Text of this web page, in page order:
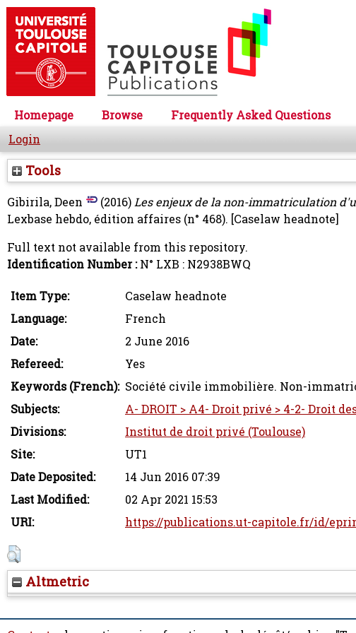
Homepage Browse Frequently Asked Questions
Login
Tools
Gibirila, Deen (2016)Les enjeux de la non-immatriculation
Lexbase hebdo, édition affaires (n° 468). [Caselaw headnote]
Full text not available from this repository.
Identification Number :N° LXB : N2938BWQ
Item Type:
Caselaw headnote
Language:
French
Date:
2 June 2016
Refereed:
Yes
Keywords (French): Société civile immobilière. Non-
Subjects:
A- DROIT > A4- Droit privé > 4-2- Droit
Divisions:
Institut de droit privé (Toulouse)
Site:
UT1
Date Deposited:
14 Jun 2016 07:39
Last Modified:
02 Apr 2021 15:53
URI:
https://publications.ut-capitole.fr/id/
Altmetric